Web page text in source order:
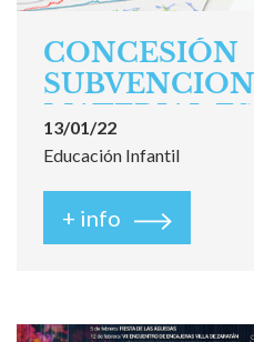
CONCESIÓN
MATERIAL
13/01/22
Educación Infantil
+ info